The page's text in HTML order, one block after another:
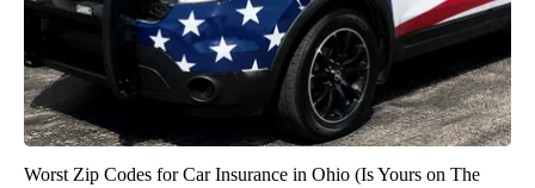
Worst Zip Codes for Car Insurance in Ohio (Is Yours on The